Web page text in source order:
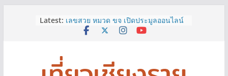
Latest: เลขสวย หมวด ขจ เปิดประมูลออนไลน์
แล้ววันนี้ เลขเด่น เลขมงคล ความหมาย
จ.เชียงราย ที่ไม่ควรพลาด!
12–16 ส.ค.นี้ เตรียมพบกับมหกรรมสุด